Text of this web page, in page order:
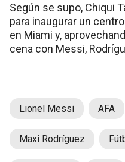
Según se supo, Chiqui
para inaugurar un
en Miami y,
cena con Messi,
Lionel Messi AFA
Maxi Rodríguez